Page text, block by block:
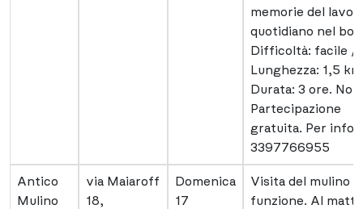
memorie del
quotidiano nel
Difficoltà: facile /
Lunghezza: 1,5
Durata: 3 ore.
Partecipazione
gratuita. Per info
3397766955
Antico
Mulino
via Maiaroff
18,
Domenica
17
Visita del mulino
funzione. Al